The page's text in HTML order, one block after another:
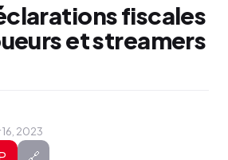
fiscales
et streamers
2023
🔗